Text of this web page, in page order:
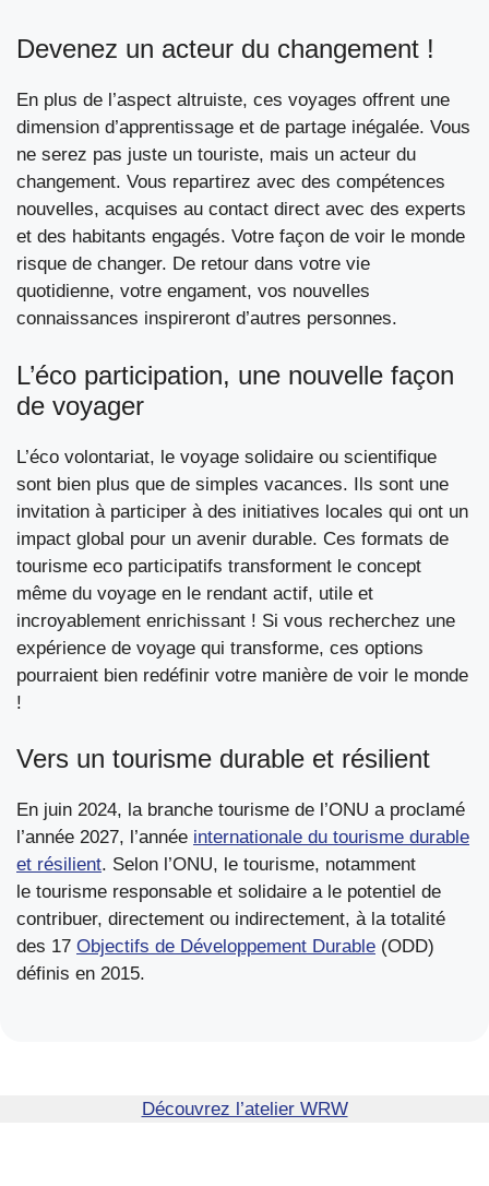
Devenez un acteur du changement !
En plus de l’aspect altruiste, ces voyages offrent une
dimension d’apprentissage et de partage inégalée. Vous
ne serez pas juste un touriste, mais un acteur du
changement. Vous repartirez avec des compétences
nouvelles, acquises au contact direct avec des experts
et des habitants engagés. Votre façon de voir le monde
risque de changer. De retour dans votre vie
quotidienne, votre engament, vos nouvelles
connaissances inspireront d’autres personnes.
L’éco participation, une nouvelle façon
de voyager
L’éco volontariat, le voyage solidaire ou scientifique
sont bien plus que de simples vacances. Ils sont une
invitation à participer à des initiatives locales qui ont un
impact global pour un avenir durable. Ces formats de
tourisme eco participatifs transforment le concept
même du voyage en le rendant actif, utile et
incroyablement enrichissant ! Si vous recherchez une
expérience de voyage qui transforme, ces options
pourraient bien redéfinir votre manière de voir le monde
!
Vers un tourisme durable et résilient
En juin 2024, la branche tourisme de l’ONU a proclamé
l’année 2027, l’année internationale du tourisme durable
et résilient. Selon l’ONU, le tourisme, notamment
le tourisme responsable et solidaire a le potentiel de
contribuer, directement ou indirectement, à la totalité
des 17 Objectifs de Développement Durable (ODD)
définis en 2015.
Découvrez l’atelier WRW